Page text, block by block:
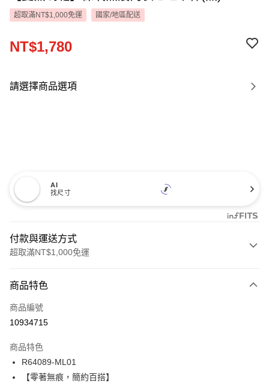
超取滿NT$1,000免運 國家/地區配送
NT$1,780
請選擇商品選項
AI
找尺寸
付款與運送方式
超取滿NT$1,000免運
信用卡一次付款
信用卡分期付款
合作金庫商業銀行
華南商業銀行
上海商業儲蓄銀行
LINE Pay
商品特色
商品編號
10934715
商品特色
R64089-ML01
【零著無痕，簡約百搭】